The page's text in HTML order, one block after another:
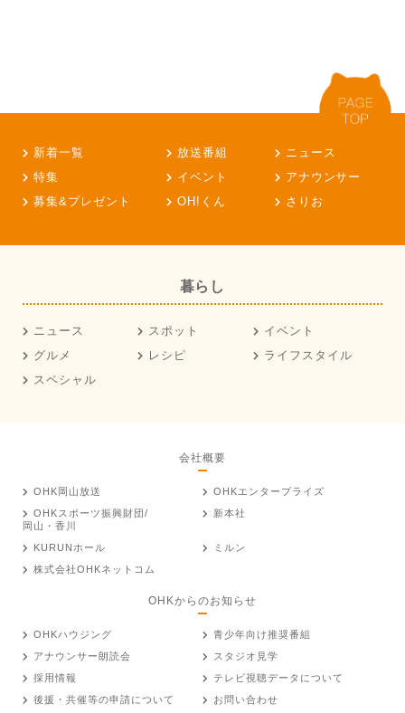
新着一覧 放送番組
ニュース
特集
イベント
アナウンサー
募集&プレゼント
OH!くん さりお
暮らし
ニュース スポット
イベント
グルメ
レシピ
ライフスタイル
スペシャル
会社概要
OHK岡山放送
OHKエンタープライズ
OHKスポーツ振興財団/
岡山・香川
新本社
KURUNホール
ミルン
株式会社OHKネットコム
OHKからのお知らせ
OHKハウジング
青少年向け推奨番組
アナウンサー朗読会
スタジオ見学
採用情報
テレビ視聴データについて
後援・共催等の申請について
お問い合わせ